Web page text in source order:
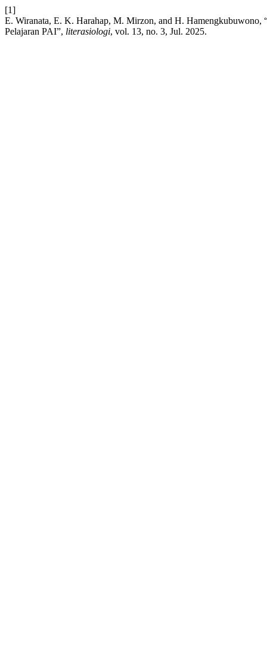
[1]
E. Wiranata, E. K. Harahap, M. Mirzon, and H. Hamengkubuwono,
Pelajaran PAI”, literasiologi, vol. 13, no. 3, Jul. 2025.